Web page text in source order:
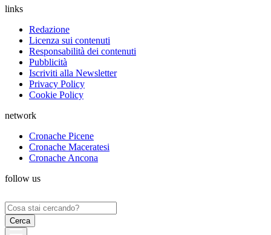
links
Redazione
Licenza sui contenuti
Responsabilità dei contenuti
Pubblicità
Iscriviti alla Newsletter
Privacy Policy
Cookie Policy
network
Cronache Picene
Cronache Maceratesi
Cronache Ancona
follow us
Ricerca
per: